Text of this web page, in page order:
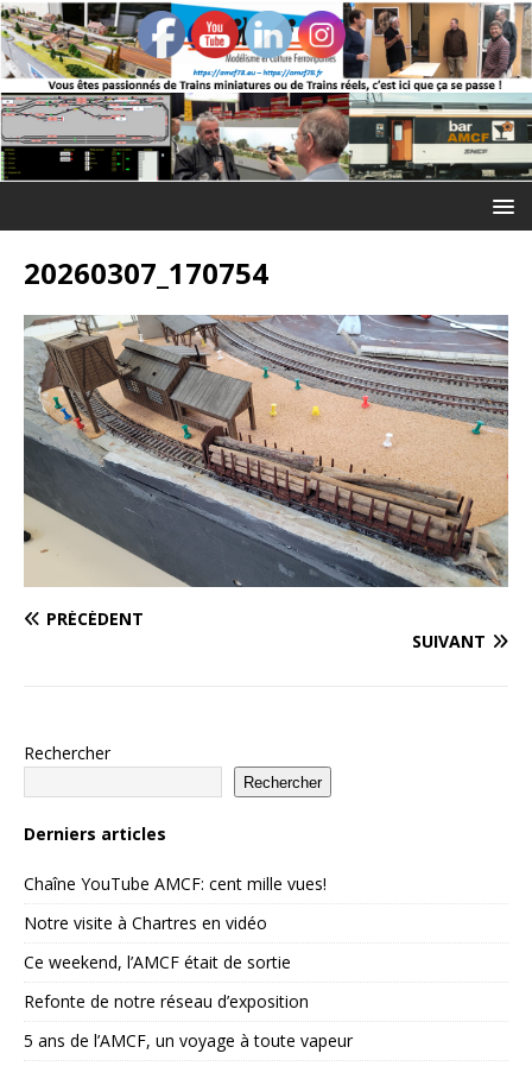
20260307_170754
PRÉCÉDENT
SUIVANT
Rechercher
Rechercher
Derniers articles
Chaîne YouTube AMCF: cent mille vues!
Notre visite à Chartres en vidéo
Ce weekend, l’AMCF était de sortie
Refonte de notre réseau d’exposition
5 ans de l’AMCF, un voyage à toute vapeur